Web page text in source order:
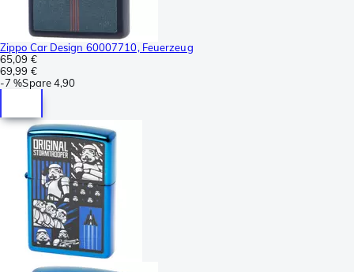
Zippo Car Design 60007710, Feuerzeug
65,09 €
69,99 €
-7 %Spare4,90